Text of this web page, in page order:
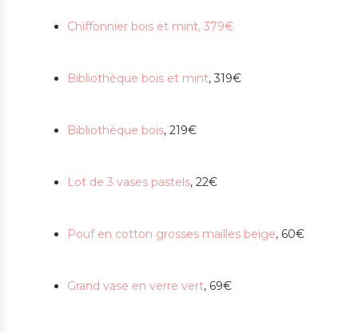
Chiffonnier bois et mint, 379€
Bibliothèque bois et mint, 319€
Bibliothèque bois, 219€
Lot de 3 vases pastels, 22€
Pouf en cotton grosses mailles beige, 60€
Grand vase en verre vert, 69€